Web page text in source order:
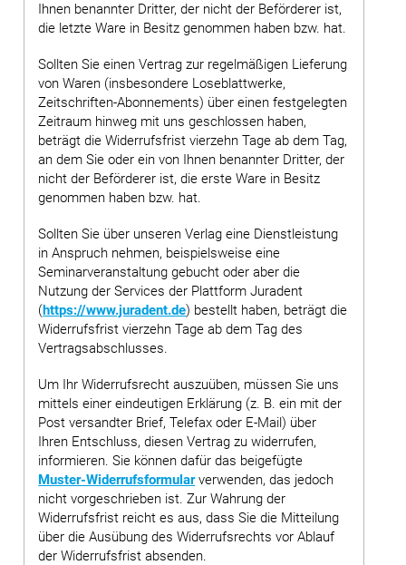
Ihnen benannter Dritter, der nicht der Beförderer ist,
die letzte Ware in Besitz genommen haben bzw. hat.
Sollten Sie einen Vertrag zur regelmäßigen Lieferung
von Waren (insbesondere Loseblattwerke,
Zeitschriften-Abonnements) über einen festgelegten
Zeitraum hinweg mit uns geschlossen haben,
beträgt die Widerrufsfrist vierzehn Tage ab dem Tag,
an dem Sie oder ein von Ihnen benannter Dritter, der
nicht der Beförderer ist, die erste Ware in Besitz
genommen haben bzw. hat.
Sollten Sie über unseren Verlag eine Dienstleistung
in Anspruch nehmen, beispielsweise eine
Seminarveranstaltung gebucht oder aber die
Nutzung der Services der Plattform Juradent
(https://www.juradent.de) bestellt haben, beträgt die
Widerrufsfrist vierzehn Tage ab dem Tag des
Vertragsabschlusses.
Um Ihr Widerrufsrecht auszuüben, müssen Sie uns
mittels einer eindeutigen Erklärung (z. B. ein mit der
Post versandter Brief, Telefax oder E-Mail) über
Ihren Entschluss, diesen Vertrag zu widerrufen,
informieren. Sie können dafür das beigefügte
Muster-Widerrufsformularverwenden, das jedoch
nicht vorgeschrieben ist. Zur Wahrung der
Widerrufsfrist reicht es aus, dass Sie die Mitteilung
über die Ausübung des Widerrufsrechts vor Ablauf
der Widerrufsfrist absenden.